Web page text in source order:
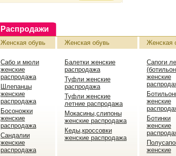
Распродажи
Женская обувь
Сабо и мюли
женские
распродажа
Шлепанцы
женские
распродажа
Босоножки
женские
распродажа
Сандалии
женские
распродажа
Женская обувь
Балетки женские
распродажа
Туфли женские
распродажа
Туфли женские
летние распродажа
Мокасины,слипоны
женские распродажа
Кеды,кроссовки
женские распродажа
Женская
Сапоги
женские
женские
Ботинки
женские
женские